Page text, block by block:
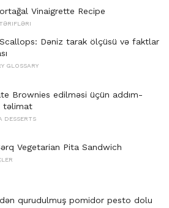
Vinaigrette Recipe
Dəniz tarak ölçüsü və faktlar
GLOSSARY
Brownies edilməsi üçün addım-
təlimat
DESSERTS
Vegetarian Pita Sandwich
qurudulmuş pomidor pesto dolu